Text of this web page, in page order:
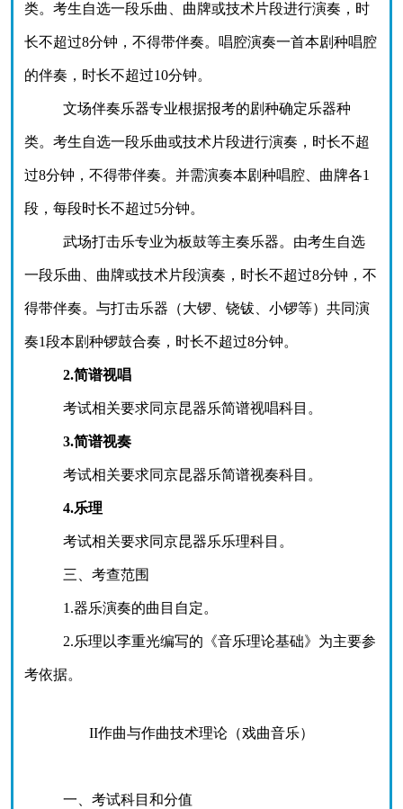
类。考生自选一段乐曲、曲牌或技术片段进行演奏，时
长不超过8分钟，不得带伴奏。唱腔演奏一首本剧种唱腔
的伴奏，时长不超过10分钟。
文场伴奏乐器专业根据报考的剧种确定乐器种
类。考生自选一段乐曲或技术片段进行演奏，时长不超
过8分钟，不得带伴奏。并需演奏本剧种唱腔、曲牌各1
段，每段时长不超过5分钟。
武场打击乐专业为板鼓等主奏乐器。由考生自选
一段乐曲、曲牌或技术片段演奏，时长不超过8分钟，不
得带伴奏。与打击乐器（大锣、铙钹、小锣等）共同演
奏1段本剧种锣鼓合奏，时长不超过8分钟。
2.简谱视唱
考试相关要求同京昆器乐简谱视唱科目。
3.简谱视奏
考试相关要求同京昆器乐简谱视奏科目。
4.乐理
考试相关要求同京昆器乐乐理科目。
三、考查范围
1.器乐演奏的曲目自定。
2.乐理以李重光编写的《音乐理论基础》为主要参
考依据。
II作曲与作曲技术理论（戏曲音乐）
一、考试科目和分值